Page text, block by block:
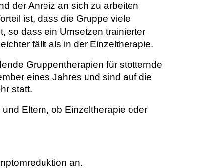
der Anreiz an sich zu arbeiten
ist, dass die Gruppe viele
so dass ein Umsetzen trainierter
fällt als in der Einzeltherapie.
Gruppentherapien für stotternde
eines Jahres und sind auf die
statt.
Eltern, ob Einzeltherapie oder
an.